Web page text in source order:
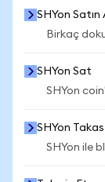
SHYon Satın
Birkaç
SHYon Sat
SHYon
SHYon
SHYon ile